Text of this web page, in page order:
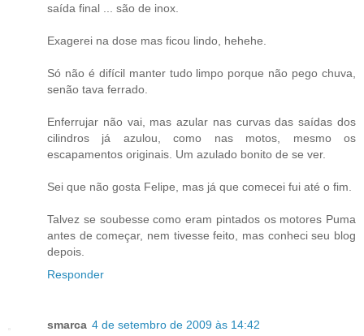
saída final ... são de inox.
Exagerei na dose mas ficou lindo, hehehe.
Só não é difícil manter tudo limpo porque não pego chuva,
senão tava ferrado.
Enferrujar não vai, mas azular nas curvas das saídas dos
cilindros já azulou, como nas motos, mesmo os
escapamentos originais. Um azulado bonito de se ver.
Sei que não gosta Felipe, mas já que comecei fui até o fim.
Talvez se soubesse como eram pintados os motores Puma
antes de começar, nem tivesse feito, mas conheci seu blog
depois.
Responder
smarca 4 de setembro de 2009 às 14:42